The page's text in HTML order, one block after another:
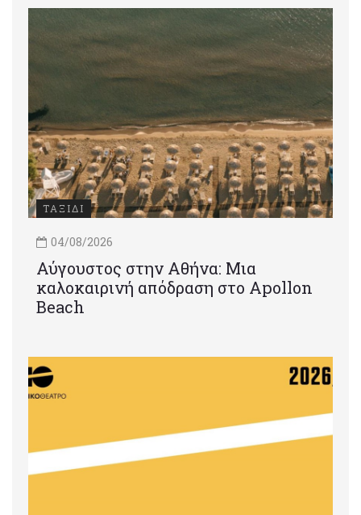
ΤΑΞΙΔΙ
04/08/2026
Αύγουστος στην Αθήνα: Μια
καλοκαιρινή απόδραση στο Apollon
Beach